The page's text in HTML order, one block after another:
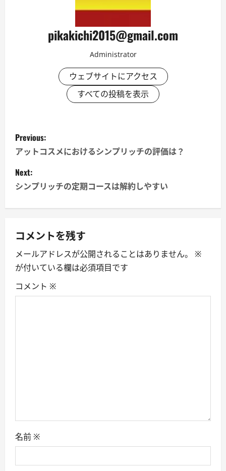
pikakichi2015@gmail.com
Administrator
ウェブサイトにアクセス
すべての投稿を表示
P
o
s
t
a
v
i
g
Previous:
アットコスメにおけるシンプリッチの評価は？
Next:
シンプリッチの定期コースは解約しやすい
コメントを残す
メールアドレスが公開されることはありません。
※
が付いている欄は必須項目です
コメント ※
名前 ※